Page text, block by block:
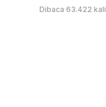
Dibaca 63.422 kali